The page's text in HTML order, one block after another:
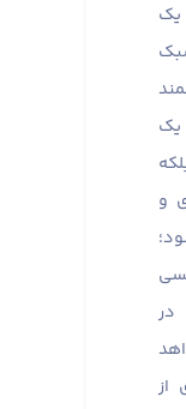
یک
یک
و
در
از